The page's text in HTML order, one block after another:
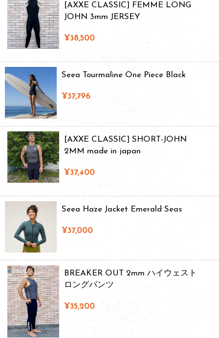
[AXXE CLASSIC] FEMME LONG
JOHN 3mm JERSEY
¥38,500
Seea Tourmaline One Piece Black
¥37,796
[AXXE CLASSIC] SHORT-JOHN
2MM made in japan
¥37,400
Seea Haze Jacket Emerald Seas
¥37,000
BREAKER OUT 2mm ハイウェスト
ロングパンツ
¥35,200